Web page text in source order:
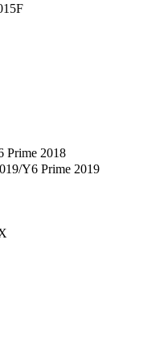
Prime 2018
Y6 Prime 2019